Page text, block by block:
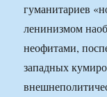
гуманитариев
ленинизмом
неофитами,
западных